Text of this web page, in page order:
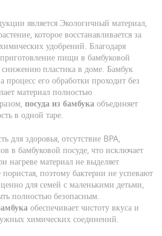
является Экологичный материал,
которое восстанавливается за
удобрений. Благодаря
пищи в бамбуковой
снижению пластика в доме. Бамбук
его обработки проходит без
материал полностью
посуда из бамбука объединяет
в одной таре.
для здоровья, отсутствие BPA,
в бамбуковой посуде, что исключает
нагреве материал не выделяет
поэтому бактерии не успевают
для семей с маленькими детьми,
полностью безопасным.
обеспечивает чистоту вкуса и
химических соединений.